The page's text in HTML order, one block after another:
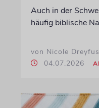
Auch in der
häufig biblische
von Nicole Dreyfus
04.07.2026